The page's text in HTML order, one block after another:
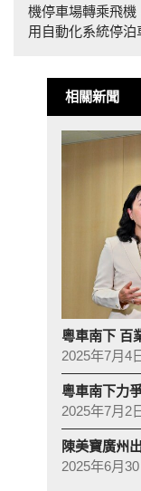
機停車場轉乘飛
用自動化系統停泊
相關新聞
粵車南下 百
2025年7月4
粵車南下力
2025年7月2
陳美寶廣州
2025年6月30